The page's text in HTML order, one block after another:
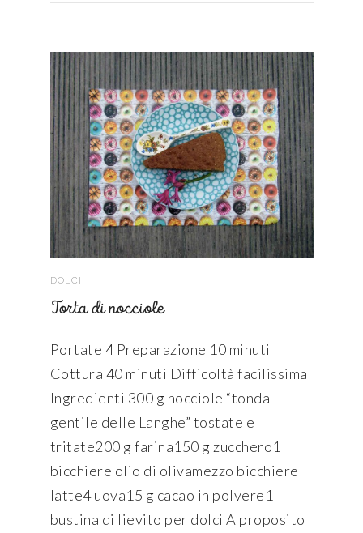
DOLCI
Torta di nocciole
Portate 4 Preparazione 10 minuti
Cottura 40 minuti Difficoltà facilissima
Ingredienti 300 g nocciole “tonda
gentile delle Langhe” tostate e
tritate200 g farina150 g zucchero1
bicchiere olio di olivamezzo bicchiere
latte4 uova15 g cacao in polvere1
bustina di lievito per dolci A proposito